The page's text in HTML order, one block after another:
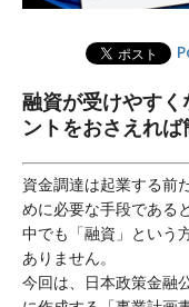
融資が受けやす
ントをおさえれば
資金調達は起業する前
めに必要な手段である
中でも「融資」という
ありません。
今回は、日本政策金融